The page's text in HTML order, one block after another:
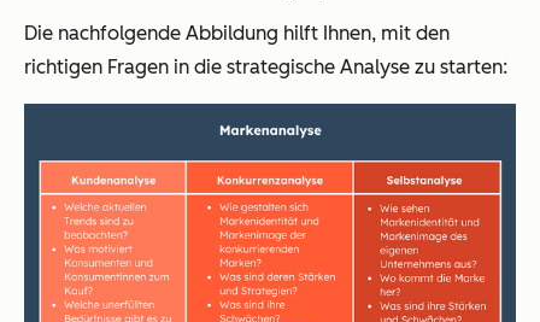
Die nachfolgende Abbildung hilft Ihnen, mit den
richtigen Fragen in die strategische Analyse zu starten: